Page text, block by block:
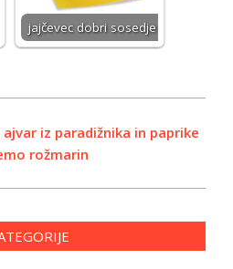
jajčevec dobri sosedje
ajvar iz paradižnika in paprike
rožmarin